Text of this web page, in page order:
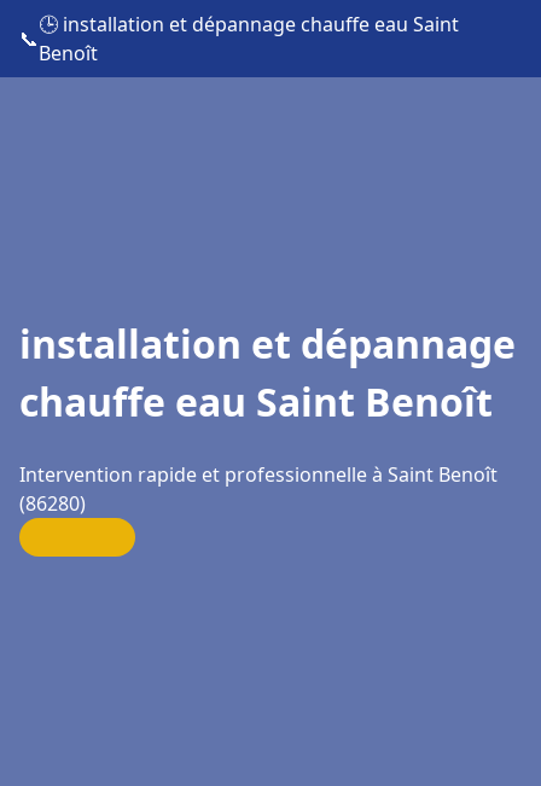
📞
🕒 installation et dépannage chauffe eau Saint
Benoît
installation et dépannage
chauffe eau Saint Benoît
Intervention rapide et professionnelle à Saint Benoît
(86280)